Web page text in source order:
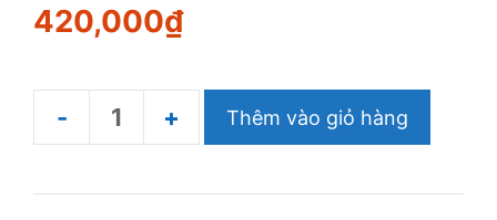
420,000₫
Còi
Thêm vào giỏ hàng